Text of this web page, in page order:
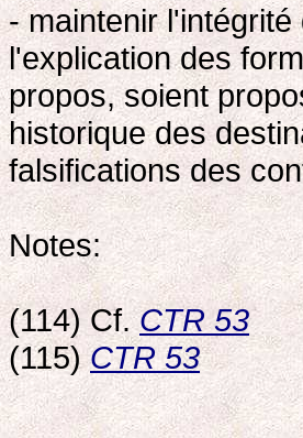
- maintenir
l'explication des
propos, soient
historique des
falsifications des
Notes:
(114) Cf.CTR 53
(115)CTR 53